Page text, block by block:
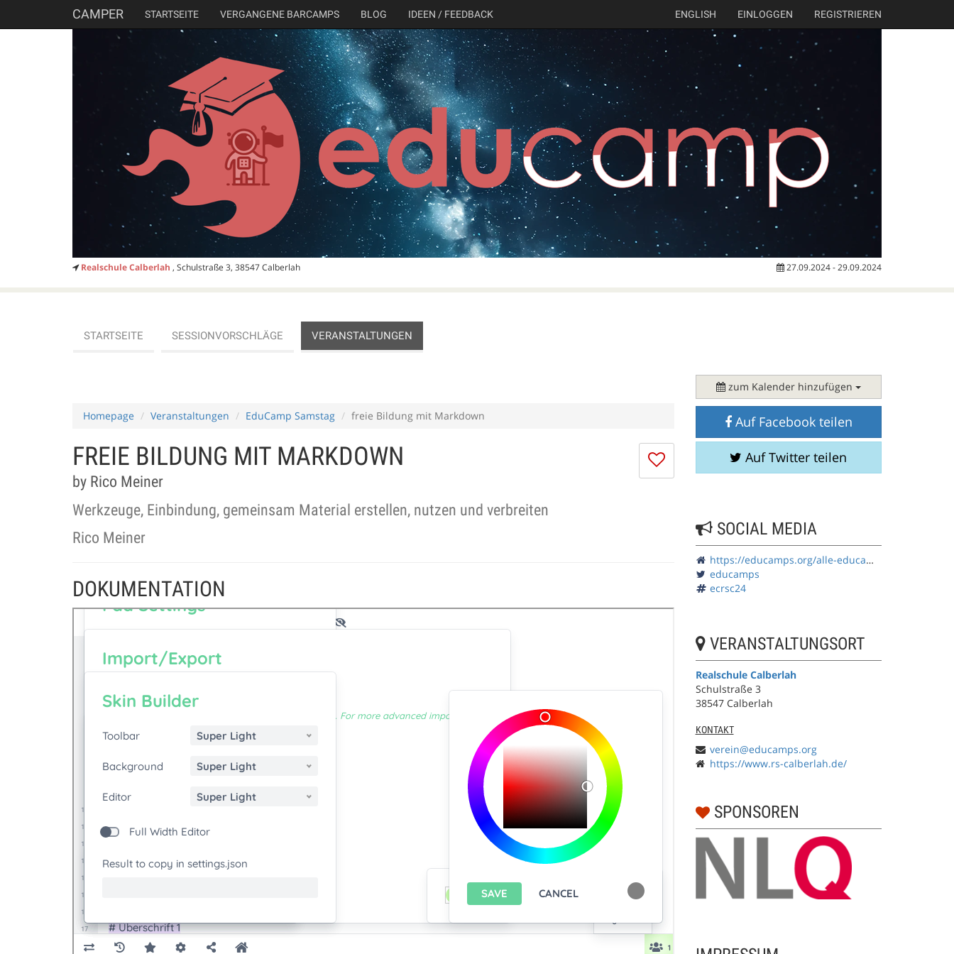
CAMPER STARTSEITE VERGANGENE BARCAMPS BLOG IDEEN / FEEDBACK ENGLISH EINLOGGEN REGISTRIEREN
Realschule Calberlah , Schulstraße 3, 38547 Calberlah 27.09.2024 - 29.09.2024
STARTSEITE SESSIONVORSCHLÄGE VERANSTALTUNGEN
Homepage Veranstaltungen EduCamp Samstag freie Bildung mit Markdown
Ich
mag
nicht
FREIE BILDUNG MIT MARKDOWN
by Rico Meiner
Werkzeuge, Einbindung, gemeinsam Material erstellen, nutzen und verbreiten
Rico Meiner
DOKUMENTATION
zum Kalender hinzufügen
Auf Facebook teilen
Auf Twitter teilen
SOCIAL MEDIA
https://educamps.org/alle-educamps/ecrsc24/
educamps
ecrsc24
VERANSTALTUNGSORT
Realschule Calberlah
Schulstraße 3
38547 Calberlah
KONTAKT
verein@educamps.org
https://www.rs-calberlah.de/
SPONSOREN